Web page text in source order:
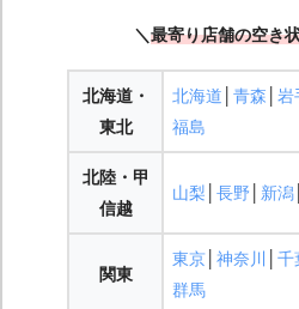
＼最寄り店舗の空き
北海道・
東北
北海道 │青森 │岩
福島
北陸・甲
信越
山梨 │長野 新潟
関東
東京 │神奈川 │千
群馬